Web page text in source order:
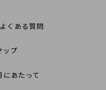
くある質問
ップ
あたって